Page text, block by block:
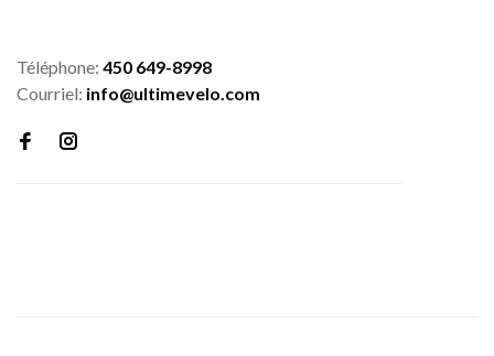
Téléphone: 450 649-8998
Courriel: info@ultimevelo.com